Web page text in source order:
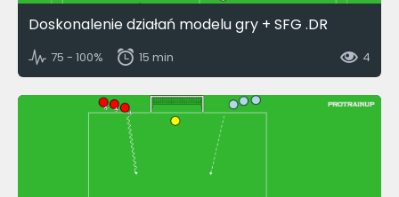
Doskonalenie działań modelu gry + SFG .DR
75 - 100% 15 min 4